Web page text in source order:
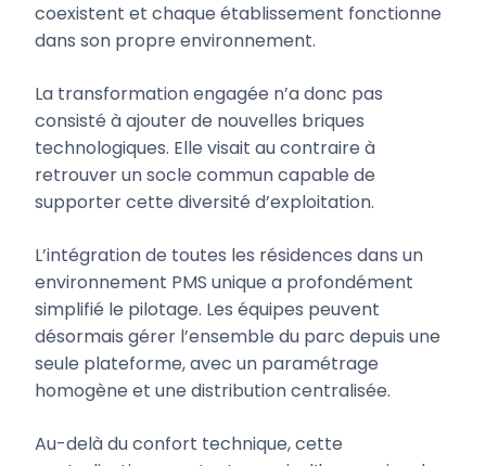
coexistent et chaque établissement fonctionne
dans son propre environnement.
La transformation engagée n’a donc pas
consisté à ajouter de nouvelles briques
technologiques. Elle visait au contraire à
retrouver un socle commun capable de
supporter cette diversité d’exploitation.
L’intégration de toutes les résidences dans un
environnement PMS unique a profondément
simplifié le pilotage. Les équipes peuvent
désormais gérer l’ensemble du parc depuis une
seule plateforme, avec un paramétrage
homogène et une distribution centralisée.
Au-delà du confort technique, cette